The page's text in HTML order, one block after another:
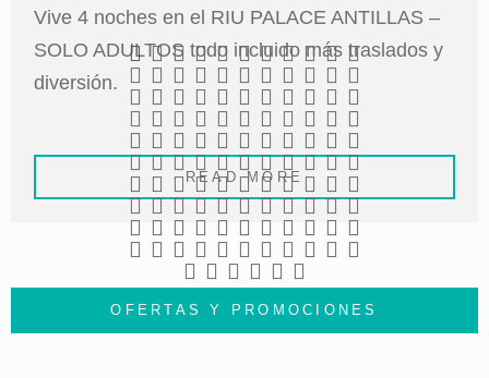
Vive 4 noches en el RIU PALACE ANTILLAS –
SOLO ADULTOS todo incluido más traslados y
diversión.
READ MORE
OFERTAS Y PROMOCIONES